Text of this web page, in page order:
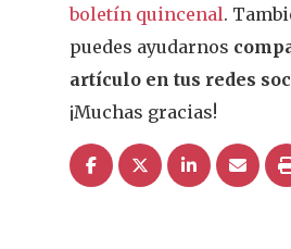
boletín quincenal.
puedes ayudarnos
artículo en tus redes
¡Muchas gracias!